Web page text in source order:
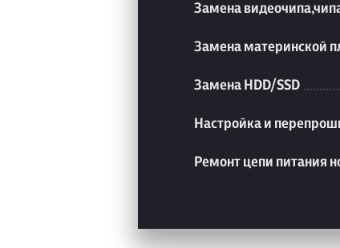
Замена
Замена материнской
Замена HDD/SSD
Настройка и
Ремонт цепи питания